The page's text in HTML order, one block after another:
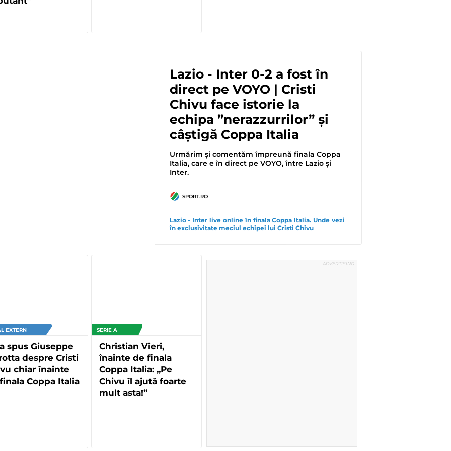
Lazio - Inter 0-2 a fost în
direct pe VOYO | Cristi
Chivu face istorie la
echipa ”nerazzurrilor” și
câștigă Coppa Italia
Urmărim și comentăm împreună finala Coppa
Italia, care e în direct pe VOYO, între Lazio și
Inter.
SPORT.RO
Lazio - Inter live online în finala Coppa Italia. Unde vezi
în exclusivitate meciul echipei lui Cristi Chivu
EXTERN
spus Giuseppe
despre Cristi
chiar înainte
Coppa Italia
SERIE A
Christian Vieri,
înainte de finala
Coppa Italia: „Pe
Chivu îl ajută foarte
mult asta!”